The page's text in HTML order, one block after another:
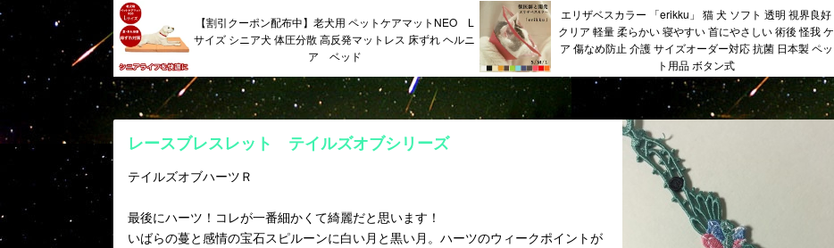
【割引クーポン配布中】老犬用 ペットケアマットNEO L
サイズ シニア犬 体圧分散 高反発マットレス 床ずれ ヘルニ
ア ベッド
エリザベスカラー 「erikku」 猫 犬 ソフト 透明 視界良好
クリア 軽量 柔らかい 寝やすい 首にやさしい 術後 怪我 ケ
ア 傷なめ防止 介護 サイズオーダー対応 抗菌 日本製 ペッ
ト用品 ボタン式
レースブレスレット テイルズオブシリーズ
テイルズオブハーツＲ
最後にハーツ！コレが一番細かくて綺麗だと思います！
いばらの蔓と感情の宝石スピルーンに白い月と黒い月。ハーツのウィークポイントが